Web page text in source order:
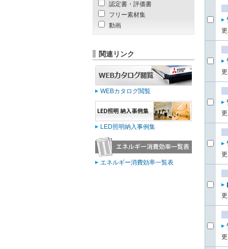
認定書・評価書
フリー素材集
動画
関連リンク
WEBカタログ閲覧
LED照明納入事例集
エネルギー消費効率一覧表